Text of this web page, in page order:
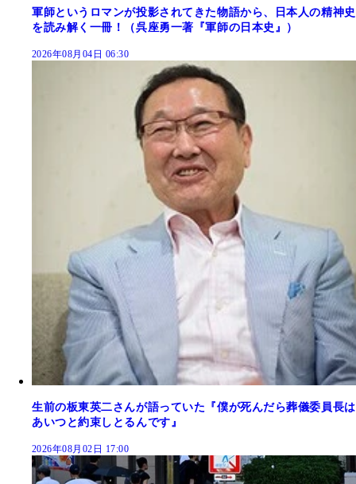
軍師というロマンが投影されてきた物語から、日本人の精神史
を読み解く一冊！（呉座勇一著『軍師の日本史』）
2026年08月04日 06:30
生前の板東英二さんが語っていた『僕が死んだら葬儀委員長は
あいつと約束しとるんです』
2026年08月02日 17:00